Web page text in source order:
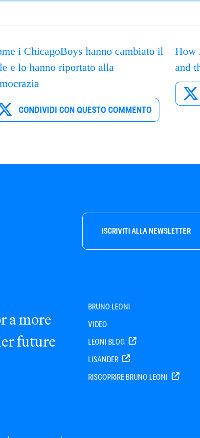
i ChicagoBoys hanno cambiato il
e lo hanno riportato alla
CONDIVIDI CON QUESTO COMMENTO
How
and
ISCRIVITI ALLA NEWSLETTER
a more
future
BRUNO LEONI
VIDEO
LEONI BLOG
LISANDER
RISCOPRIRE BRUNO LEONI